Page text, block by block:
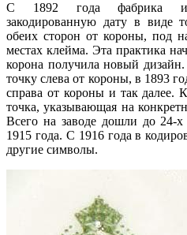
С 1892 года фабрика
закодированную дату в виде
обеих сторон от короны, под
местах клейма. Эта практика
корона получила новый
точку слева от короны, в 1893
справа от короны и так далее.
точка, указывающая на
Всего на заводе дошли до 24-
1915 года. С 1916 года в
другие символы.